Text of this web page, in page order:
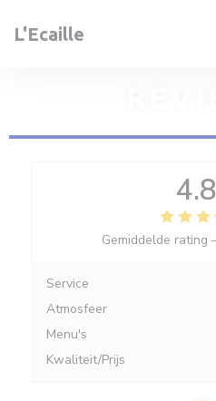
L'Ecaille
4.8
Gemiddelde rating
Service
Atmosfeer
Menu's
Kwaliteit/Prijs